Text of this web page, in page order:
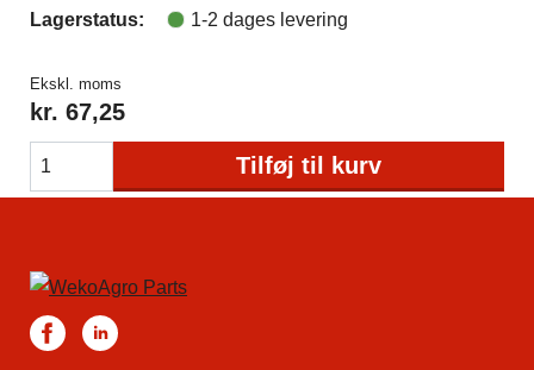
Lagerstatus:
1-2 dages levering
Ekskl. moms
kr. 67,25
Tilføj til kurv